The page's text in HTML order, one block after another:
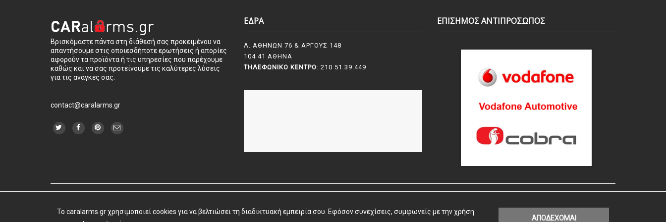
Βρισκόμαστε πάντα στη διάθεσή σας προκειμένου να
απαντήσουμε στις οποιεσδήποτε ερωτήσεις ή απορίες
αφορούν τα προϊόντα ή τις υπηρεσίες που παρέχουμε
καθώς και να σας προτείνουμε τις καλύτερες λύσεις
για τις ανάγκες σας.
contact@caralarms.gr
ΕΔΡΑ
Λ. ΑΘΗΝΩΝ 76 & ΑΡΓΟΥΣ 148
104 41 ΑΘΗΝΑ
ΤΗΛΕΦΩΝΙΚΌ ΚΈΝΤΡΟ: 210 51.39.449
ΕΠΙΣΗΜΟΣ ΑΝΤΙΠΡΟΣΩΠΟΣ
Όροι Χρήσης Όροι & Προϋποθέσεις | caralarms.gr © 2026 | Powered by Vrisko.gr
To caralarms.gr χρησιμοποιεί cookies για να βελτιώσει τη διαδικτυακή εμπειρία σου. Εφόσον συνεχίσεις, συμφωνείς με την χρήση
ΑΠΟΔΕΧΟΜΑΙ